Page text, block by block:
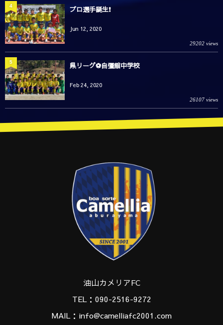
プロ選手誕生❗️
Jun 12, 2020
29202 views
4
県リーグ⚽️自彊館中学校
Feb 24, 2020
26107 views
5
油山カメリアFC
TEL：090-2516-9272
MAIL：info@camelliafc2001.com